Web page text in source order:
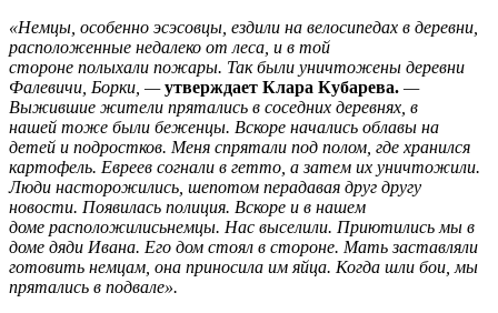
«Немцы, особенно эсэсовцы, ездили на велосипедах в деревни,
расположенные недалеко от леса, и в той
стороне полыхали пожары. Так были уничтожены деревни
Фалевичи, Борки, —утверждает Клара Кубарева. —
Выжившие жители прятались в соседних деревнях, в
нашей тоже были беженцы. Вскоре начались облавы на
детей и подростков. Меня спрятали под полом, где хранился
картофель. Евреев согнали в гетто, а затем их уничтожили.
Люди насторожились, шепотом перадавая друг другу
новости. Появилась полиция. Вскоре и в нашем
доме расположилисьнемцы. Нас выселили. Приютились мы в
доме дяди Ивана. Его дом стоял в стороне. Мать заставляли
готовить немцам, она приносила им яйца. Когда шли бои, мы
прятались в подвале».